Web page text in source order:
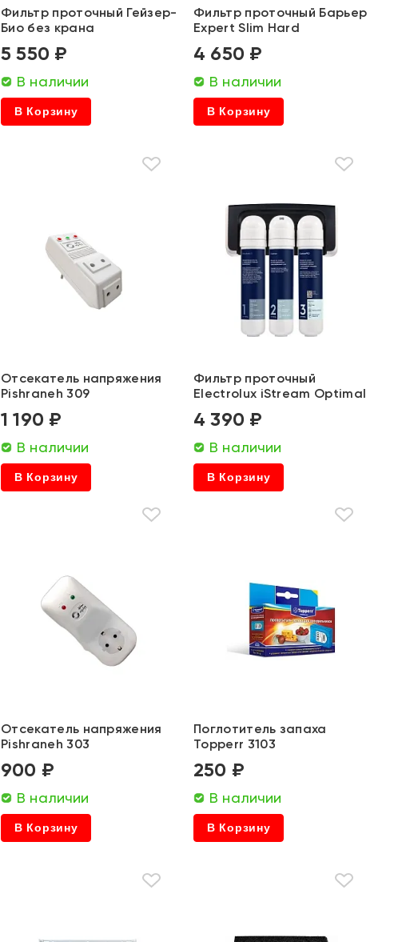
Фильтр проточный Гейзер-
Био без крана
5 550 ₽
В наличии
В Корзину
Фильтр проточный Барьер
Expert Slim Hard
4 650 ₽
В наличии
В Корзину
Отсекатель напряжения
Pishraneh 309
1 190 ₽
В наличии
В Корзину
Фильтр проточный
Electrolux iStream Optimal
4 390 ₽
В наличии
В Корзину
Отсекатель напряжения
Pishraneh 303
900 ₽
В наличии
В Корзину
Поглотитель запаха
Topperr 3103
250 ₽
В наличии
В Корзину